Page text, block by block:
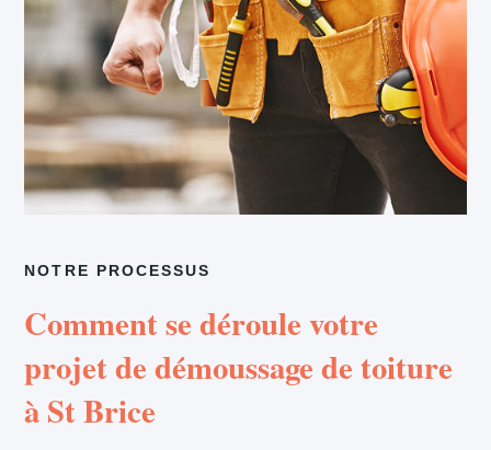
NOTRE PROCESSUS
Comment se déroule votre
projet de démoussage de toiture
à St Brice